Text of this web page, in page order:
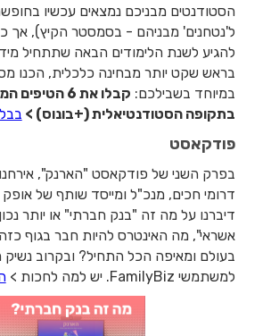
הסטודנטים מבניכם נמצאים עכשיו
ל'נטחנים' מבניהם - בסמסטר הקיץ), אך
להגיע לשנת הלימודים הבאה שתתחיל
בראש שקט יותר מבחינה כלכלית, הכנו
במיוחד בשבילכם:
קבלו את 6
בתקופה הסטודנטיאלית (+בונוס) >
פודקאסט
בפרק השני של פודקאסט "הארנק",
דרומי חכים, מנכ"ל ומייסד שותף של
דיברנו על מה זה "בנק חברתי" או יותר
אשראי", מה האינטרס להיות חבר בגוף
בעולם ומאיפה הכל התחיל? ובקרוב נשיק
למשתמשי FamilyBiz. יש למה לחכות >